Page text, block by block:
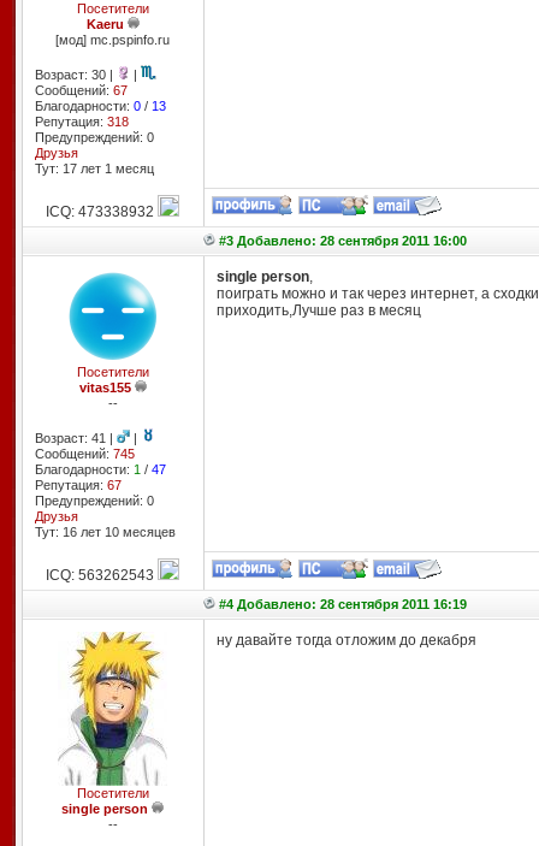
Посетители
Kaeru
[мод] mc.pspinfo.ru
Возраст: 30 |
|
Сообщений: 67
Благодарности: 0/ 13
Репутация: 318
Предупреждений: 0
Друзья
Тут: 17 лет 1 месяц
ICQ: 473338932
#3 Добавлено: 28 сентября 2011 16:00
Посетители
vitas155
--
Возраст: 41 |
|
Сообщений: 745
Благодарности: 1 / 47
Репутация: 67
Предупреждений: 0
Друзья
Тут: 16 лет 10 месяцев
single person,
поиграть можно и так через интернет, а
приходить,Лучше раз в месяц
ICQ: 563262543
#4 Добавлено: 28 сентября 2011 16:19
Посетители
single person
--
ну давайте тогда отложим до декабря